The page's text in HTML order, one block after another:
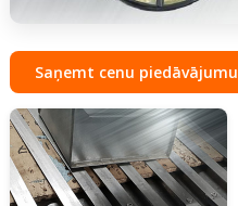
Saņemt cenu piedāvājumu